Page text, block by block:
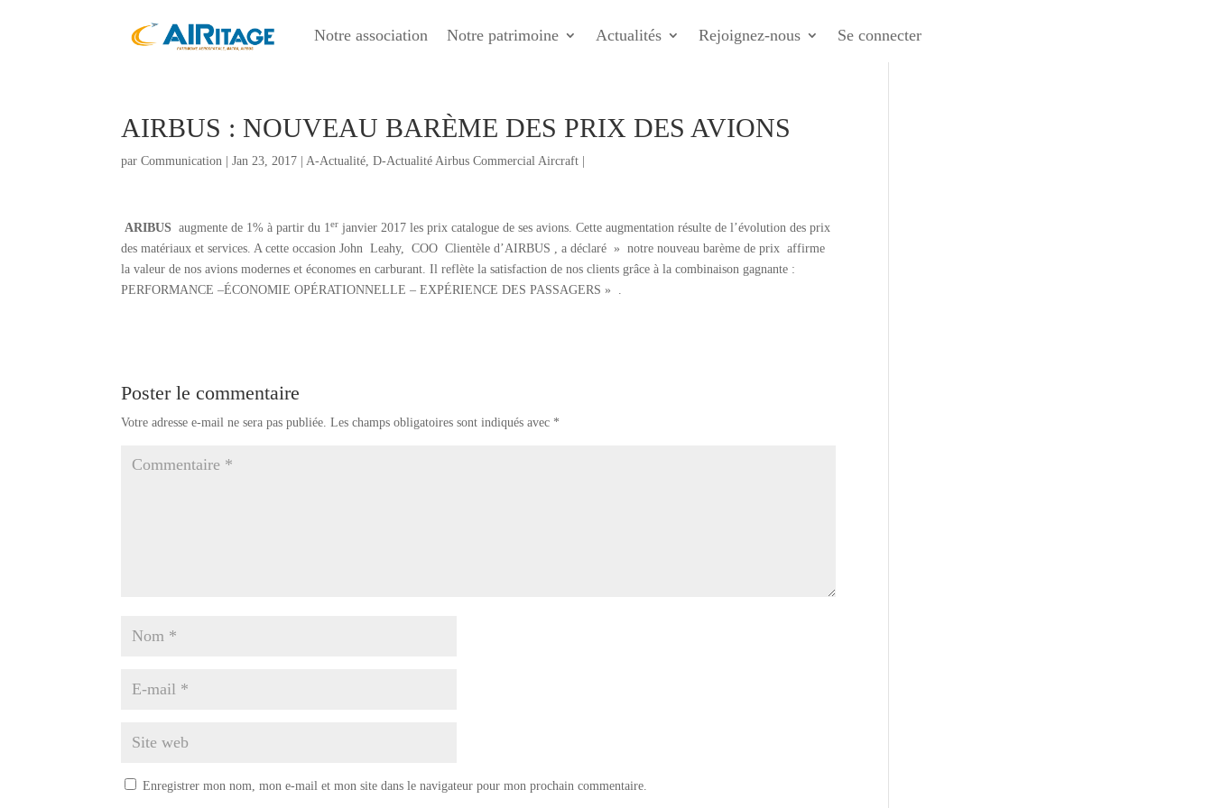
Notre association Notre patrimoine Actualités Rejoignez-nous Se connecter
AIRBUS : NOUVEAU BARÈME DES PRIX DES AVIONS
parCommunication |Jan 23, 2017 |A-Actualité,D-Actualité Airbus Commercial Aircraft
ARIBUS augmente de 1% à partir du 1er janvier 2017 les prix catalogue de ses avions. Cette augmentation résulte de l’évolution des prix
des matériaux et services. A cette occasion John Leahy, COO Clientèle d’AIRBUS , a déclaré » notre nouveau barème de prix affirme
la valeur de nos avions modernes et économes en carburant. Il reflète la satisfaction de nos clients grâce à la combinaison gagnante :
PERFORMANCE –ÉCONOMIE OPÉRATIONNELLE – EXPÉRIENCE DES PASSAGERS » .
Poster le commentaire
Votre adresse e-mail ne sera pas publiée. Les champs obligatoires sont indiqués avec *
Enregistrer mon nom, mon e-mail et mon site dans le navigateur pour mon prochain commentaire.